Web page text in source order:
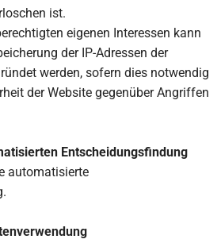
ist.
eigenen Interessen kann
der IP-Adressen der
werden, sofern dies notwendig
der Website gegenüber Angriffen
Entscheidungsfindung
automatisierte